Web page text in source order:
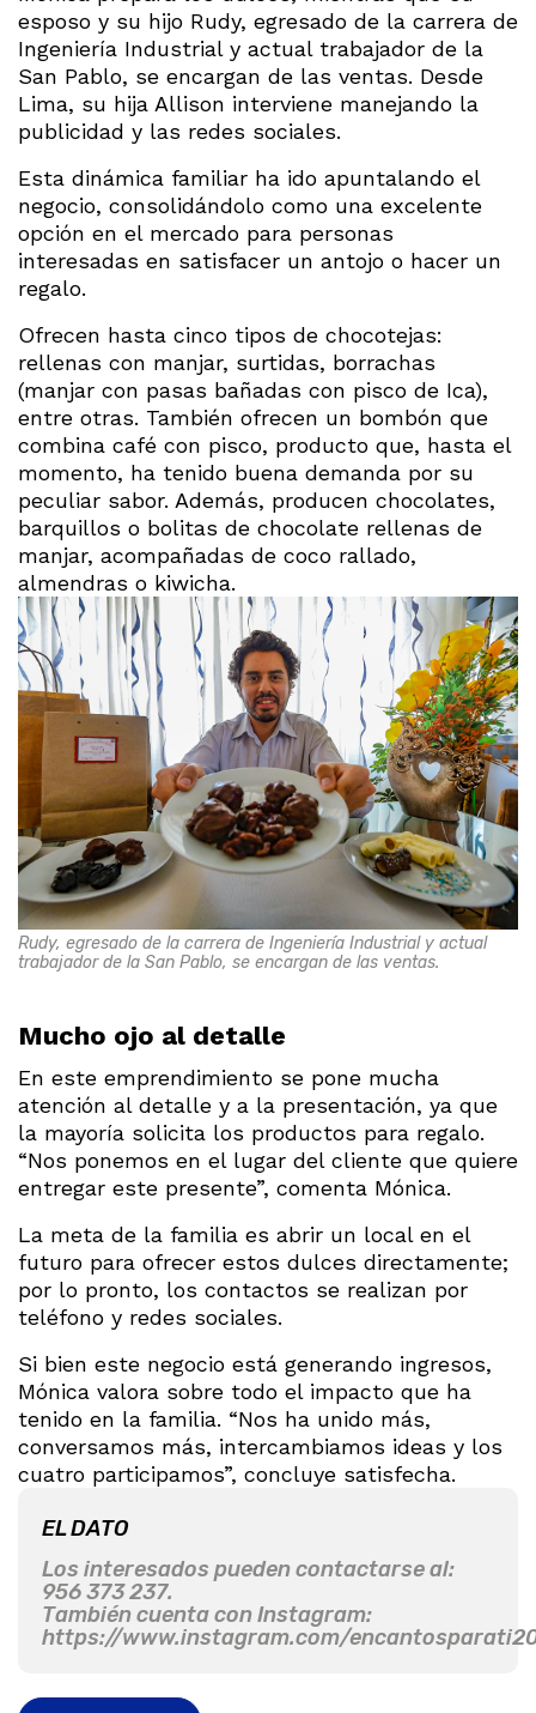
esposo y su hijo Rudy, egresado de la carrera de
Ingeniería Industrial y actual trabajador de la
San Pablo, se encargan de las ventas. Desde
Lima, su hija Allison interviene manejando la
publicidad y las redes sociales.
Esta dinámica familiar ha ido apuntalando el
negocio, consolidándolo como una excelente
opción en el mercado para personas
interesadas en satisfacer un antojo o hacer un
regalo.
Ofrecen hasta cinco tipos de chocotejas:
rellenas con manjar, surtidas, borrachas
(manjar con pasas bañadas con pisco de Ica),
entre otras. También ofrecen un bombón que
combina café con pisco, producto que, hasta el
momento, ha tenido buena demanda por su
peculiar sabor. Además, producen chocolates,
barquillos o bolitas de chocolate rellenas de
manjar, acompañadas de coco rallado,
almendras o kiwicha.
Rudy, egresado de la carrera de Ingeniería Industrial y actual
trabajador de la San Pablo, se encargan de las ventas.
Mucho ojo al detalle
En este emprendimiento se pone mucha
atención al detalle y a la presentación, ya que
la mayoría solicita los productos para regalo.
“Nos ponemos en el lugar del cliente que quiere
entregar este presente”, comenta Mónica.
La meta de la familia es abrir un local en el
futuro para ofrecer estos dulces directamente;
por lo pronto, los contactos se realizan por
teléfono y redes sociales.
Si bien este negocio está generando ingresos,
Mónica valora sobre todo el impacto que ha
tenido en la familia. “Nos ha unido más,
conversamos más, intercambiamos ideas y los
cuatro participamos”, concluye satisfecha.
EL DATO
Los interesados pueden contactarse al:
956 373 237.
También cuenta con Instagram:
https://www.instagram.com/